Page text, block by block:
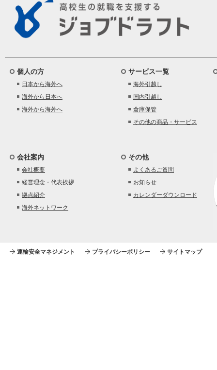
個人の方
日本から海外へ
海外から日本へ
海外から海外へ
サービス一覧
海外引越し
国内引越し
倉庫保管
その他の商品・サービス
会社案内
会社概要
経営理念・代表挨拶
拠点紹介
海外ネットワーク
その他
よくあるご質問
お知らせ
カレンダーダウンロード
運輸安全マネジメント プライバシーポリシー サイトマップ